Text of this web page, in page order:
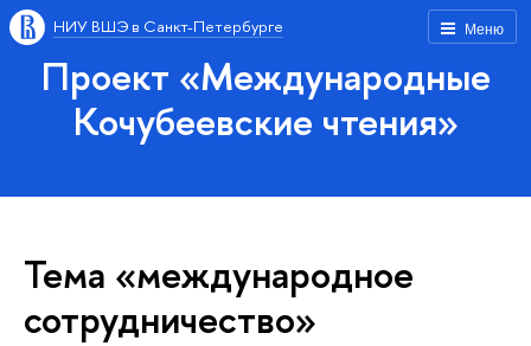
Меню
НИУ ВШЭ в Санкт-Петербурге
Проект «Международные
Кочубеевские чтения»
Тема «международное
сотрудничество»